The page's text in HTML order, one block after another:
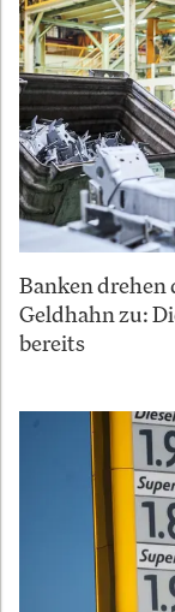
Banken
Geldhahn zu:
bereits